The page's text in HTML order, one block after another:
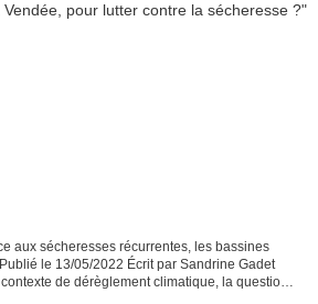
aux sécheresses récurrentes, les bassines
le 13/05/2022 Écrit par Sandrine Gadet
de dérèglement climatique, la question